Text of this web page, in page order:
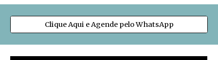
Clique Aqui e Agende pelo WhatsApp